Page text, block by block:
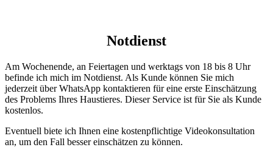
Notdienst
Am Wochenende, an Feiertagen und werktags von 18 bis 8 Uhr
befinde ich mich im Notdienst. Als Kunde können Sie mich
jederzeit über WhatsApp kontaktieren für eine erste Einschätzung
des Problems Ihres Haustieres. Dieser Service ist für Sie als Kunde
kostenlos.
Eventuell biete ich Ihnen eine kostenpflichtige Videokonsultation
an, um den Fall besser einschätzen zu können.